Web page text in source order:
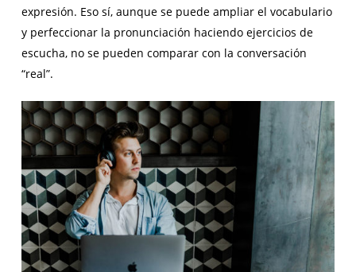
expresión. Eso sí, aunque se puede ampliar el vocabulario
y perfeccionar la pronunciación haciendo ejercicios de
escucha, no se pueden comparar con la conversación
“real”.